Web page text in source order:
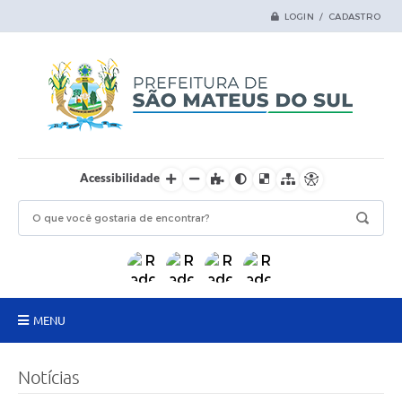
LOGIN / CADASTRO
Acessibilidade
MENU
Notícias